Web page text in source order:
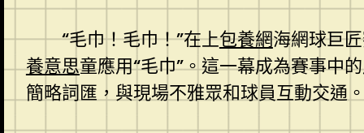
“毛巾！毛巾！”在上包養網海網球巨
養意思童應用“毛巾”。這一幕成為賽事中
簡略詞匯，與現場不雅眾和球員互動交通